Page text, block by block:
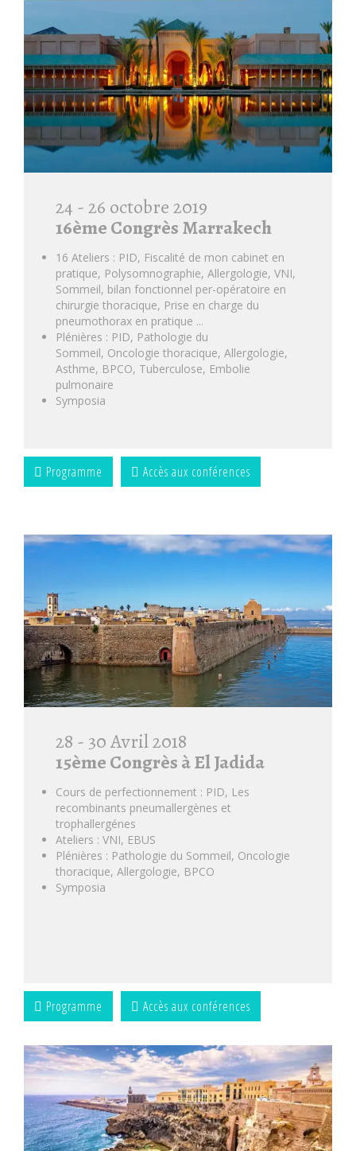
24 - 26 octobre 2019
16ème Congrès Marrakech
16 Ateliers : PID, Fiscalité de mon cabinet en
pratique, Polysomnographie, Allergologie, VNI,
Sommeil, bilan fonctionnel per-opératoire en
chirurgie thoracique, Prise en charge du
pneumothorax en pratique ...
Plénières : PID, Pathologie du
Sommeil, Oncologie thoracique, Allergologie,
Asthme, BPCO, Tuberculose, Embolie
pulmonaire
Symposia
Programme Accès aux conférences
28 - 30 Avril 2018
15ème Congrès à El Jadida
Cours de perfectionnement : PID, Les
recombinants pneumallergènes et
trophallergénes
Ateliers : VNI, EBUS
Plénières : Pathologie du Sommeil, Oncologie
thoracique, Allergologie, BPCO
Symposia
Programme Accès aux conférences